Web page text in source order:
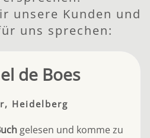
unsere Kunden und
uns sprechen:
de Boes
Heidelberg
gelesen und komme zu